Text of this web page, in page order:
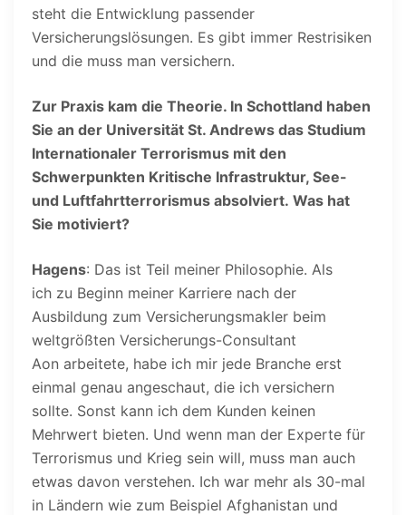
steht die Entwicklung passender
Versicherungslösungen. Es gibt immer Restrisiken
und die muss man versichern.
Zur Praxis kam die Theorie. In Schottland haben
Sie an der Universität St. Andrews das Studium
Internationaler Terrorismus mit den
Schwerpunkten Kritische Infrastruktur, See-
und Luftfahrtterrorismus absolviert. Was hat
Sie motiviert?
Hagens: Das ist Teil meiner Philosophie. Als
ich zu Beginn meiner Karriere nach der
Ausbildung zum Versicherungsmakler beim
weltgrößten Versicherungs-Consultant
Aon arbeitete, habe ich mir jede Branche erst
einmal genau angeschaut, die ich versichern
sollte. Sonst kann ich dem Kunden keinen
Mehrwert bieten. Und wenn man der Experte für
Terrorismus und Krieg sein will, muss man auch
etwas davon verstehen. Ich war mehr als 30-mal
in Ländern wie zum Beispiel Afghanistan und